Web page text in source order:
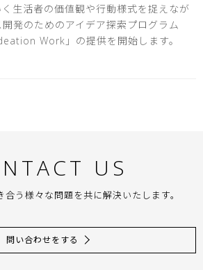
生活者の価値観や行動様式を捉えなが
発のためのアイデア探索プログラム
Work」の提供を開始します。
US
う様々な問題を共に解決いたします。
問い合わせをする